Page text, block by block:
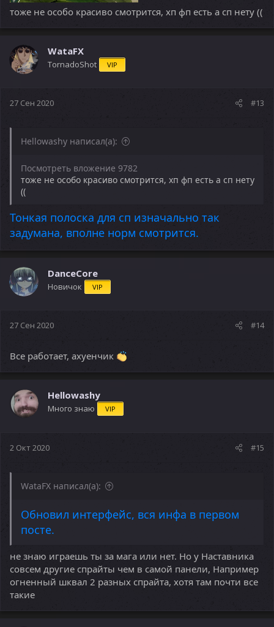
тоже не особо красиво смотрится, хп фп есть а сп нету ((
WataFX
TornadoShot VIP
27 Сен 2020 #13
Hellowashy написал(а):
Посмотреть вложение 9782
тоже не особо красиво смотрится, хп фп есть а сп нету
((
Тонкая полоска для сп изначально так
задумана, вполне норм смотрится.
DanceCore
Новичок VIP
27 Сен 2020 #14
Все работает, ахуенчик
Hellowashy
Много знаю VIP
2 Окт 2020 #15
WataFX написал(а):
Обновил интерфейс, вся инфа в первом
посте.
не знаю играешь ты за мага или нет. Но у Наставника
совсем другие спрайты чем в самой панели, Например
огненный шквал 2 разных спрайта, хотя там почти все
такие